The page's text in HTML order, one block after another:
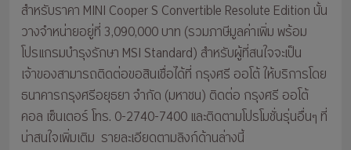
สำหรับราคา MINI Cooper S Convertible Resolute Edition นั้น
วางจำหน่ายอยู่ที่ 3,090,000 บาท (รวมภาษีมูลค่าเพิ่ม พร้อม
โปรแกรมบำรุงรักษา MSI Standard) สำหรับผู้ที่สนใจจะเป็น
เจ้าของสามารถติดต่อขอสินเชื่อได้ที่ กรุงศรี ออโต้ ให้บริการโดย
ธนาคารกรุงศรีอยุธยา จำกัด (มหาชน) ติดต่อ กรุงศรี ออโต้
คอล เซ็นเตอร์ โทร. 0-2740-7400 และติดตามโปรโมชั่นรุ่นอื่นๆ ที่
น่าสนใจเพิ่มเติม รายละเอียดตามลิงก์ด้านล่างนี้